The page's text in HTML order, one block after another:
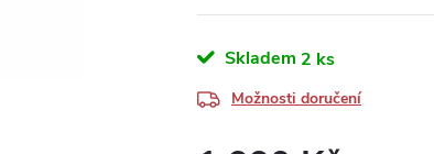
Skladem 2 ks
Možnosti doručení